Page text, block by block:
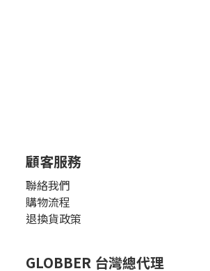
顧客服務
聯絡我們
購物流程
退換貨政策
GLOBBER 台灣總代理